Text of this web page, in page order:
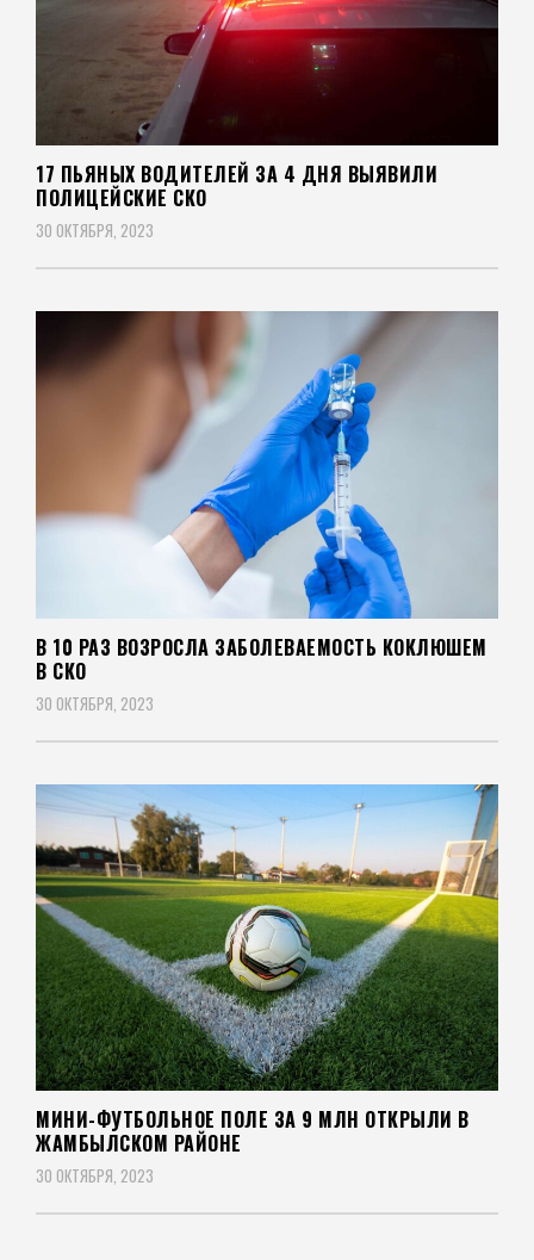
17 ПЬЯНЫХ ВОДИТЕЛЕЙ ЗА 4 ДНЯ ВЫЯВИЛИ
ПОЛИЦЕЙСКИЕ СКО
30 ОКТЯБРЯ, 2023
В 10 РАЗ ВОЗРОСЛА ЗАБОЛЕВАЕМОСТЬ КОКЛЮШЕМ
В СКО
30 ОКТЯБРЯ, 2023
МИНИ-ФУТБОЛЬНОЕ ПОЛЕ ЗА 9 МЛН ОТКРЫЛИ В
ЖАМБЫЛСКОМ РАЙОНЕ
30 ОКТЯБРЯ, 2023